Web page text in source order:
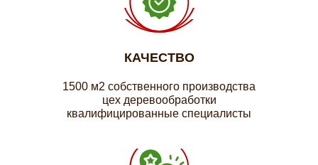
КАЧЕСТВО
1500 м2 собственного производства
цех деревообработки
квалифицированные специалисты